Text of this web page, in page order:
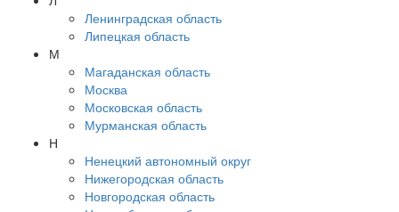
Ленинградская область
Липецкая область
М
Магаданская область
Москва
Московская область
Мурманская область
Н
Ненецкий автономный округ
Нижегородская область
Новгородская область